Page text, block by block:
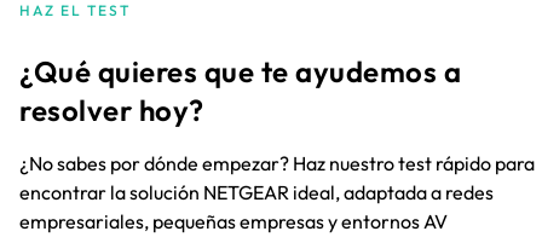
HAZ EL TEST
¿Qué quieres que te ayudemos a
resolver hoy?
¿No sabes por dónde empezar? Haz nuestro test rápido para
encontrar la solución NETGEAR ideal, adaptada a redes
empresariales, pequeñas empresas y entornos AV